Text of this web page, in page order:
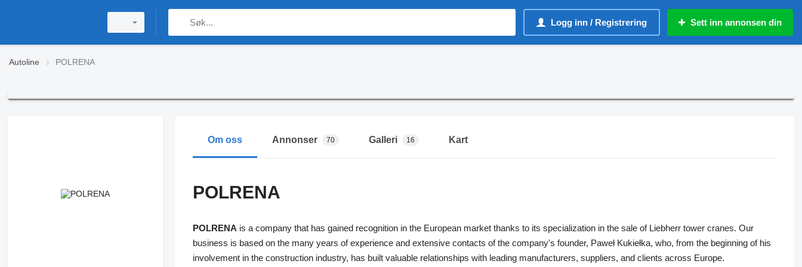
Logg inn / Registrering Sett inn annonsen din
Autoline POLRENA
Om oss Annonser 70 Galleri 16 Kart
POLRENA
POLRENA is a company that has gained recognition in the European market thanks to its specialization in the sale of Liebherr tower cranes. Our
business is based on the many years of experience and extensive contacts of the company's founder, Paweł Kukiełka, who, from the beginning of his
involvement in the construction industry, has built valuable relationships with leading manufacturers, suppliers, and clients across Europe.